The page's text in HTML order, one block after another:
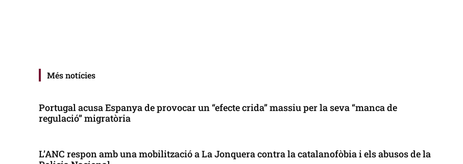
Més notícies
Portugal acusa Espanya de provocar un “efecte crida” massiu per la seva “manca de
regulació” migratòria
L’ANC respon amb una mobilització a La Jonquera contra la catalanofòbia i els abusos de la